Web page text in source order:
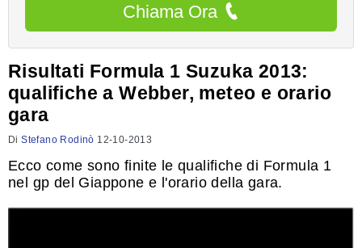
Chiama Ora
Risultati Formula 1 Suzuka 2013:
qualifiche a Webber, meteo e orario
gara
DiStefano Rodinò 12-10-2013
Ecco come sono finite le qualifiche di Formula 1
nel gp del Giappone e l'orario della gara.